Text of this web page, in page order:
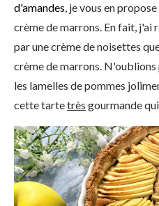
d'amandes, je vous en
crème de marrons. En fait, j'ai
par une crème de noisettes
crème de marrons.
les lamelles de pommes
cette tartetrès gourmande